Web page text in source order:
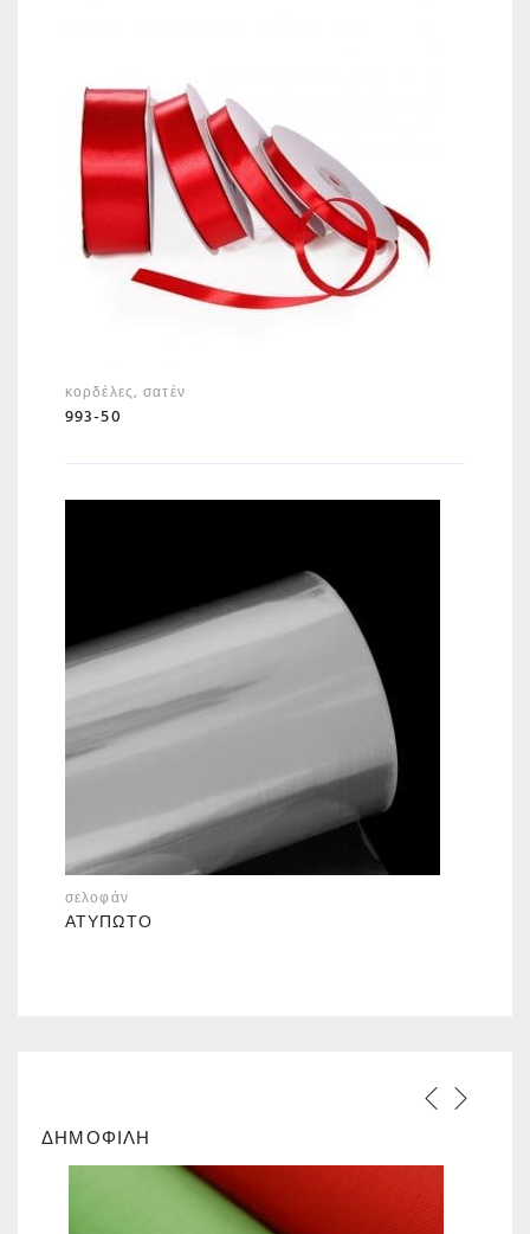
κορδέλες,σατέν
993-50
σελοφάν
ΑΤΎΠΩΤΟ
ΔΗΜΟΦΙΛΗ